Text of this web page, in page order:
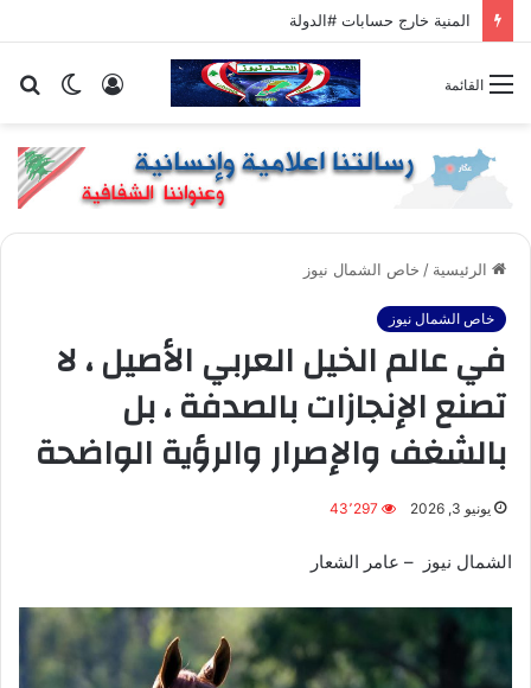
المنية خارج حسابات #الدولة
الوضع تسجيل
القائمة
الرئيسية / خاص الشمال نيوز
خاص الشمال نيوز
في عالم الخيل العربي الأصيل ، لا
تصنع الإنجازات بالصدفة ، بل
بالشغف والإصرار والرؤية الواضحة
يونيو 3, 2026 43٬297
الشمال نيوز – عامر الشعار